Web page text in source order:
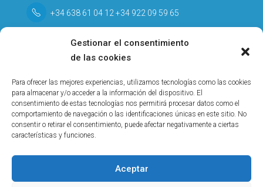
Gestionar el consentimiento
de las cookies
Para ofrecer las mejores experiencias, utilizamos tecnologías como las cookies
para almacenar y/o acceder a la información del dispositivo. El
consentimiento de estas tecnologías nos permitirá procesar datos como el
comportamiento de navegación o las identificaciones únicas en este sitio. No
consentir o retirar el consentimiento, puede afectar negativamente a ciertas
características y funciones.
Aceptar
+34 638 61 04 12 +34 922 09 59 65
inmo@serkatenerife.com
Política de privacidad
Aviso Legal
Política de Cookies